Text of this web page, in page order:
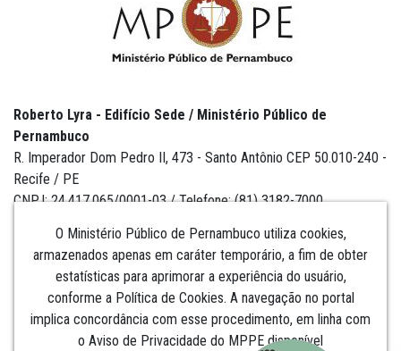
O Ministério Público de Pernambuco utiliza cookies,
armazenados apenas em caráter temporário, a fim de obter
estatísticas para aprimorar a experiência do usuário,
conforme a Política de Cookies. A navegação no portal
implica concordância com esse procedimento, em linha com
o Aviso de Privacidade do MPPE disponível
Roberto Lyra - Edifício Sede / Ministério Público de
Pernambuco
R. Imperador Dom Pedro II, 473 - Santo Antônio CEP 50.010-240 -
Recife / PE
CNPJ: 24.417.065/0001-03 / Telefone: (81) 3182-7000
Institucional
Comunicação